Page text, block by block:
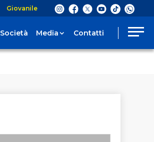
Giovanile
Società Media Contatti